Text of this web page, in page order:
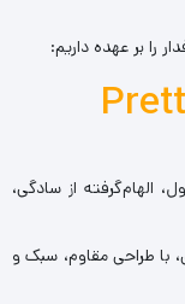
را بر عهده داریم:
الهام‌گرفته از سادگی،
طراحی مقاوم، سبک و